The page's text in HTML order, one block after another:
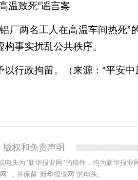
温致死”谣言案
厂两名工人在高温车间热死”
事实扰乱公共秩序。
行政拘留。（来源：“平安中
版权和免责声明
电头为"新华报业网"的稿件，均为新华报业
"，并保留"新华报业网"的电头。